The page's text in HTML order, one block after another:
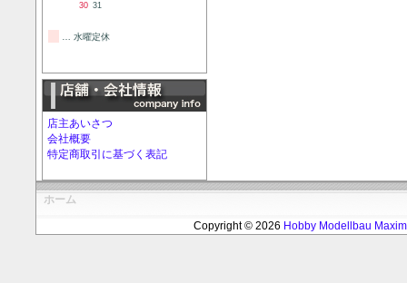
30 31
… 水曜定休
店主あいさつ
会社概要
特定商取引に基づく表記
ホーム
Copyright © 2026 Hobby Modellbau